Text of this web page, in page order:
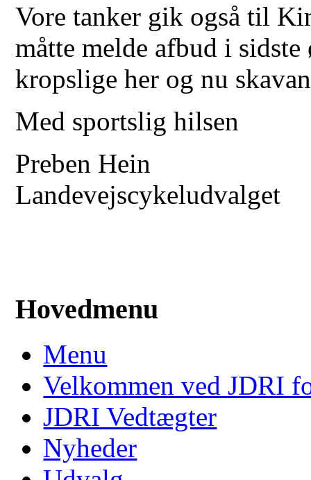
Vore tanker gik også til
måtte melde afbud i
kropslige her og nu
Med sportslig hilsen
Preben Hein
Landevejscykeludvalget
Hovedmenu
Menu
Velkommen ved JDRI
JDRI Vedtægter
Nyheder